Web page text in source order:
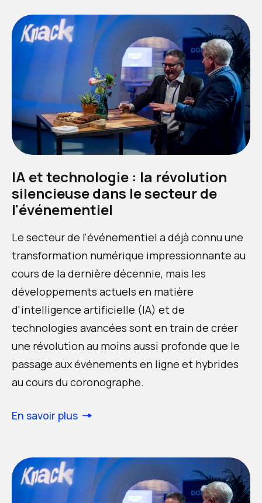
IA et technologie : la révolution
silencieuse dans le secteur de
l'événementiel
Le secteur de l'événementiel a déjà connu une
transformation numérique impressionnante au
cours de la dernière décennie, mais les
développements actuels en matière
d'intelligence artificielle (IA) et de
technologies avancées sont en train de créer
une révolution au moins aussi profonde que le
passage aux événements en ligne et hybrides
au cours du coronographe.
En savoir plus